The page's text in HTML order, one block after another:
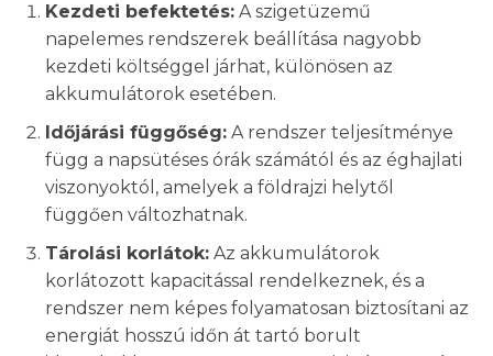
Kezdeti befektetés: A szigetüzemű
napelemes rendszerek beállítása nagyobb
kezdeti költséggel járhat, különösen az
akkumulátorok esetében.
Időjárási függőség: A rendszer teljesítménye
függ a napsütéses órák számától és az éghajlati
viszonyoktól, amelyek a földrajzi helytől
függően változhatnak.
Tárolási korlátok: Az akkumulátorok
korlátozott kapacitással rendelkeznek, és a
rendszer nem képes folyamatosan biztosítani az
energiát hosszú időn át tartó borult